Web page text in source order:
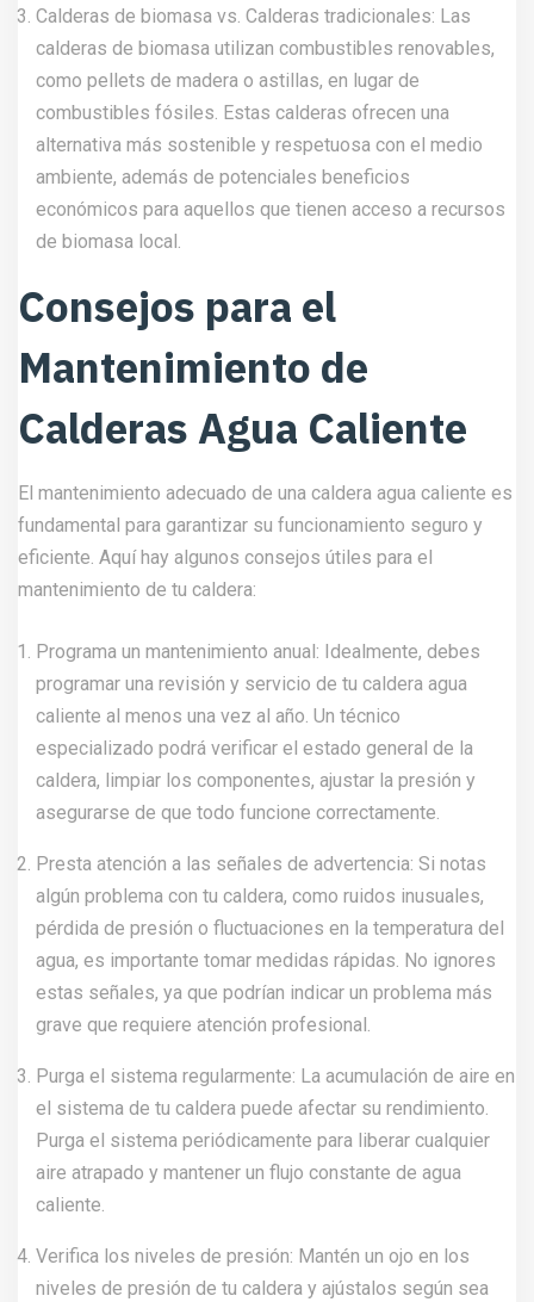
Calderas de biomasa vs. Calderas tradicionales: Las
calderas de biomasa utilizan combustibles renovables,
como pellets de madera o astillas, en lugar de
combustibles fósiles. Estas calderas ofrecen una
alternativa más sostenible y respetuosa con el medio
ambiente, además de potenciales beneficios
económicos para aquellos que tienen acceso a recursos
de biomasa local.
Consejos para el
Mantenimiento de
Calderas Agua Caliente
El mantenimiento adecuado de una caldera agua caliente es
fundamental para garantizar su funcionamiento seguro y
eficiente. Aquí hay algunos consejos útiles para el
mantenimiento de tu caldera:
Programa un mantenimiento anual: Idealmente, debes
programar una revisión y servicio de tu caldera agua
caliente al menos una vez al año. Un técnico
especializado podrá verificar el estado general de la
caldera, limpiar los componentes, ajustar la presión y
asegurarse de que todo funcione correctamente.
Presta atención a las señales de advertencia: Si notas
algún problema con tu caldera, como ruidos inusuales,
pérdida de presión o fluctuaciones en la temperatura del
agua, es importante tomar medidas rápidas. No ignores
estas señales, ya que podrían indicar un problema más
grave que requiere atención profesional.
Purga el sistema regularmente: La acumulación de aire en
el sistema de tu caldera puede afectar su rendimiento.
Purga el sistema periódicamente para liberar cualquier
aire atrapado y mantener un flujo constante de agua
caliente.
Verifica los niveles de presión: Mantén un ojo en los
niveles de presión de tu caldera y ajústalos según sea